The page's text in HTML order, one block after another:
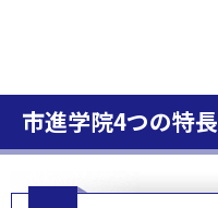
市進学院4つの特長